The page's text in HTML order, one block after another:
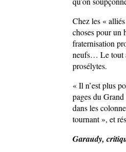
Chez les «
choses pour un
fraternisation
neufs… Le tout
prosélytes.
« Il n’est plus
pages du
dans les
tournant », et
Garaudy,